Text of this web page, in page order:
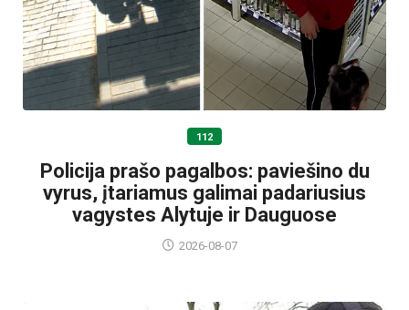
112
Policija prašo pagalbos: paviešino du
vyrus, įtariamus galimai padariusius
vagystes Alytuje ir Dauguose
2026-08-07